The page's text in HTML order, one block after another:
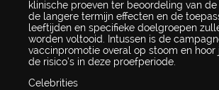
klinische proeven ter beoordeling van
de langere termijn effecten en de
leeftijden en specifieke doelgroepen
worden voltooid. Intussen is de
vaccinpromotie overal op stoom en hoor
de risico’s in deze proefperiode.
Celebrities